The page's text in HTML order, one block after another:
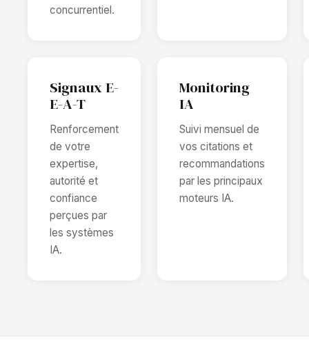
concurrentiel.
Signaux E-
E-A-T
Renforcement
de votre
expertise,
autorité et
confiance
perçues par
les systèmes
IA.
Monitoring
IA
Suivi mensuel de
vos citations et
recommandations
par les principaux
moteurs IA.